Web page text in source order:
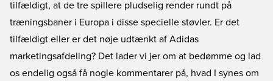
tilfældigt, at de tre spillere pludselig render rundt på
træningsbaner i Europa i disse specielle støvler. Er det
tilfældigt eller er det nøje udtænkt af Adidas
marketingsafdeling? Det lader vi jer om at bedømme og lad
os endelig også få nogle kommentarer på, hvad I synes om